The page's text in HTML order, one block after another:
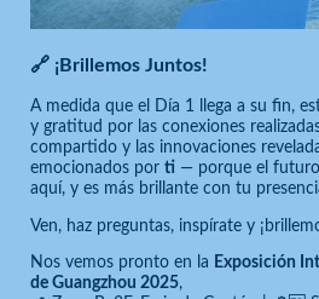
🔗 ¡Brillemos Juntos!
A medida que el Día 1 llega a su fin,
y gratitud por las conexiones
compartido y las innovaciones
emocionados por ti — porque el
aquí, y es más brillante con tu
Ven, haz preguntas, inspírate y
Nos vemos pronto en la Exposición
de Guangzhou 2025,